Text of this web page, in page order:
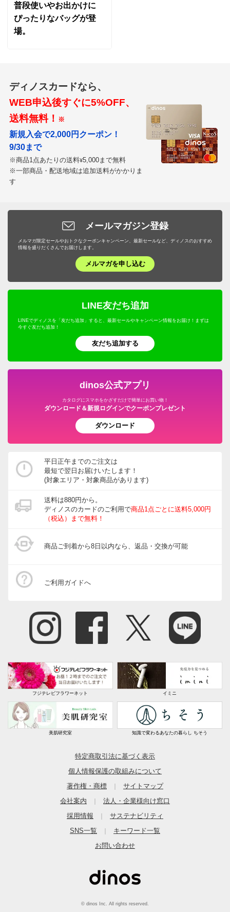
普段使いやお出かけに
ぴったりなバッグが登
場。
ディノスカードなら、
WEB申込後すぐに5%OFF、
送料無料！ ※
新規入会で2,000円クーポン！
9/30まで
※商品1点あたりの送料¥5,000まで無料
※一部商品・配送地域は追加送料がかかりま
す
メールマガジン登録
メルマガ限定セールやおトクなクーポンキャンペーン、最新セールなど、ディノスのおすすめ
情報を盛りだくさんでお届けします。
メルマガを申し込む
LINE友だち追加
LINEでディノスを「友だち追加」すると、最新セールやキャンペーン情報をお届け！まずは
今すぐ友だち追加！
友だち追加する
dinos公式アプリ
カタログにスマホをかざすだけで簡単にお買い物！
ダウンロード＆新規ログインでクーポンプレゼント
ダウンロード
平日正午までのご注文は
最短で翌日お届けいたします！
(対象エリア・対象商品があります)
送料は880円から。
ディノスのカードのご利用で商品1点ごとに送料5,000円
（税込）まで無料！
商品ご到着から8日以内なら、返品・交換が可能
ご利用ガイドへ
フジテレビフラワーネット イミニ
美肌研究室 知識で変わるあなたの暮らし ちそう
特定商取引法に基づく表示
個人情報保護の取組みについて
著作権・商標
｜
サイトマップ
会社案内
｜
法人・企業様向け窓口
採用情報
｜
サステナビリティ
SNS一覧
｜
キーワード一覧
お問い合わせ
© dinos Inc. All rights reserved.